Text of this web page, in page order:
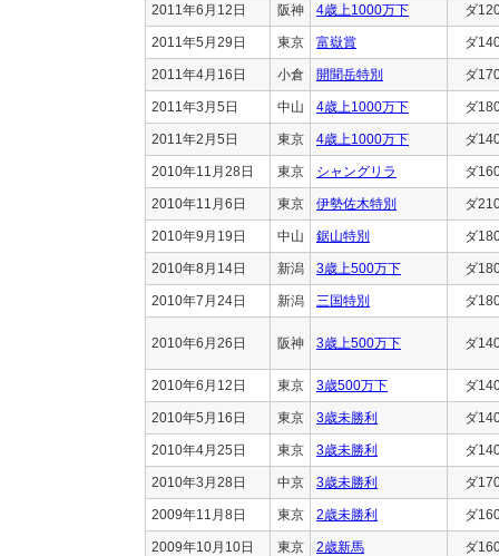
2011年6月12日 阪神 4歳上1000万下 ダ
2011年5月29日 東京 富嶽賞 ダ
2011年4月16日 小倉 開聞岳特別 ダ
2011年3月5日 中山 4歳上1000万下 ダ
2011年2月5日 東京 4歳上1000万下 ダ
2010年11月28日 東京 シャングリラ ダ
2010年11月6日 東京 伊勢佐木特別 ダ
2010年9月19日 中山 鋸山特別 ダ
2010年8月14日 新潟 3歳上500万下 ダ
2010年7月24日 新潟 三国特別 ダ
2010年6月26日 阪神 3歳上500万下 ダ
2010年6月12日 東京 3歳500万下 ダ
2010年5月16日 東京 3歳未勝利 ダ
2010年4月25日 東京 3歳未勝利 ダ
2010年3月28日 中京 3歳未勝利 ダ
2009年11月8日 東京 2歳未勝利 ダ
2009年10月10日 東京 2歳新馬 ダ